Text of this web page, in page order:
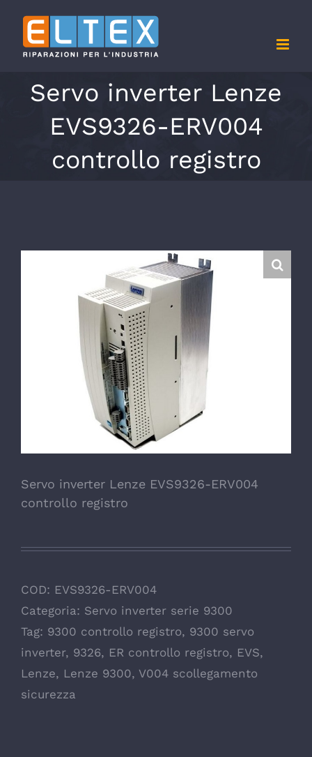
contenuto
Servo inverter Lenze
EVS9326-ERV004
controllo registro
Servo inverter Lenze EVS9326-ERV004
controllo registro
COD: EVS9326-ERV004
Categoria: Servo inverter serie 9300
Tag: 9300 controllo registro, 9300 servo
inverter, 9326, ER controllo registro, EVS,
Lenze, Lenze 9300, V004 scollegamento
sicurezza